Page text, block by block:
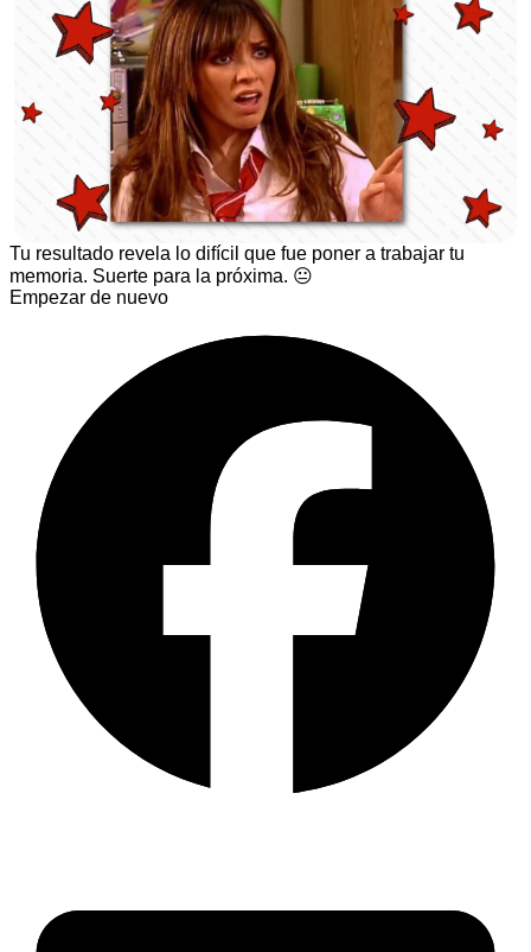
Tu resultado revela lo difícil que fue poner a trabajar tu
memoria. Suerte para la próxima. 😐
Empezar de nuevo